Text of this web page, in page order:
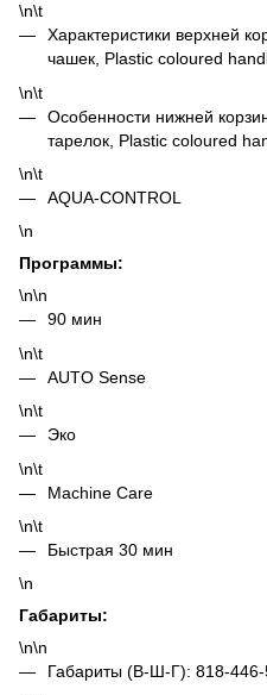
\n\t
Характеристики верхней
чашек, Plastic coloured
\n\t
Особенности нижней
тарелок, Plastic coloured
\n\t
AQUA-CONTROL
\n
Программы:
\n\n
90 мин
\n\t
AUTO Sense
\n\t
Эко
\n\t
Machine Care
\n\t
Быстрая 30 мин
\n
Габариты:
\n\n
Габариты (В-Ш-Г): 818-